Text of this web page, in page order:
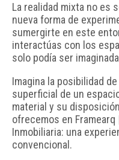
La realidad mixta no es
nueva forma de
sumergirte en este
interactúas con los
solo podía ser
Imagina la posibilidad
superficial de un
material y su
ofrecemos en Framearq
Inmobiliaria: una
convencional.